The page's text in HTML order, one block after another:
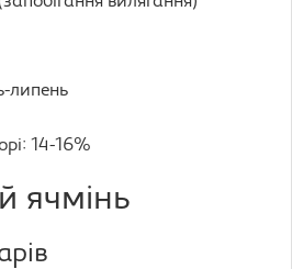
липень
14-16%
ячмінь